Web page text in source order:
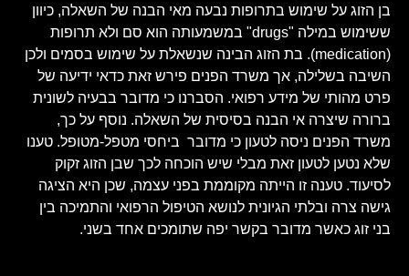
בן הזוג על שימוש בתרופות נבעה מאי הבנה של השאלה, כיוון
ששימוש במילה "drugs" במשמעותה הוא סם ולא תרופות
(medication). בת הזוג הבינה שנשאלת על שימוש בסמים ולכן
השיבה בשלילה, אך משרד הפנים פירש זאת כדאי ידיעה של
פרט מהותי של מידע רפואי. הסברנו כי מדובר בבעיה לשונית
ברורה שיצרה אי הבנה בסיסית של השאלה. נוסף על כך,
משרד הפנים ניסה לטעון כי מדובר ביחסי מטפל-מטופל. טענו
שלא נטען לטעון זאת מבלי שיש הוכחה לכך שבן הזוג זקוק
לסיעוד. טענה זו הייתה מקוממת בפני עצמה, שכן היא הציגה
גישה צרה ובלתי הגיונית לנושא הטיפול הרפואי והתמיכה בין
בני זוג כאשר מדובר בקשר יפה שתומכים אחד בשני.